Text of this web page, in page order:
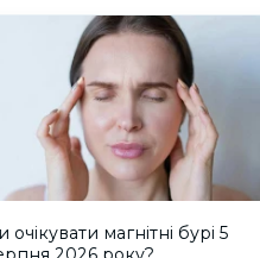
очікувати магнітні бурі 5